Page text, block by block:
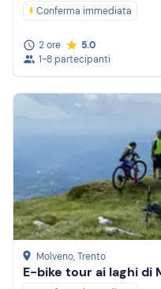
Conferma immediata
2 ore
5.0
1-8 partecipanti
Molveno, Trento
E-bike tour ai laghi di